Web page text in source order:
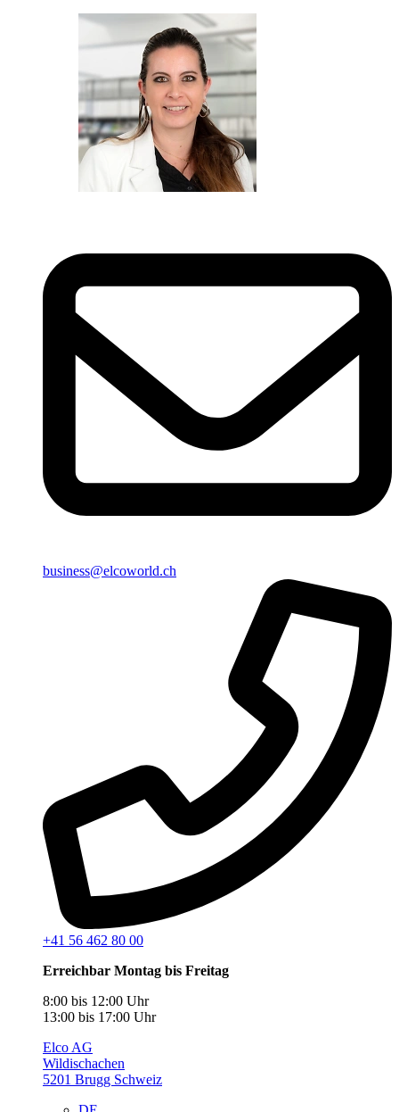
business@elcoworld.ch
+41 56 462 80 00
Erreichbar Montag bis Freitag
8:00 bis 12:00 Uhr
13:00 bis 17:00 Uhr
Elco AG
Wildischachen
5201 Brugg Schweiz